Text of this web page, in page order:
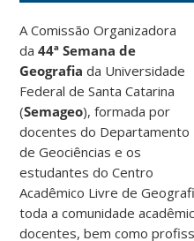
A Comissão Organizadora
da44ª Semana de
Geografia da Universidade
Federal de Santa Catarina
(Semageo), formada por
docentes do Departamento
de Geociências e os
estudantes do Centro
Acadêmico Livre de
toda a comunidade
docentes, bem como